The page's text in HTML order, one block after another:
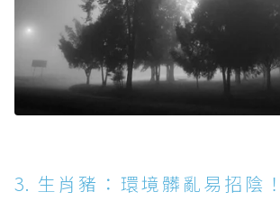
3. 生肖豬：環境髒亂易招陰